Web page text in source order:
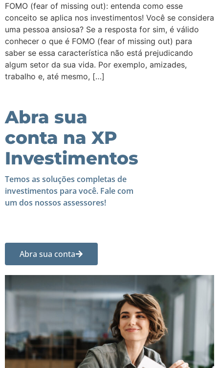
FOMO (fear of missing out): entenda como esse
conceito se aplica nos investimentos! Você se considera
uma pessoa ansiosa? Se a resposta for sim, é válido
conhecer o que é FOMO (fear of missing out) para
saber se essa característica não está prejudicando
algum setor da sua vida. Por exemplo, amizades,
trabalho e, até mesmo, […]
Abra sua
conta na XP
Investimentos
Temos as soluções completas de
investimentos para você. Fale com
um dos nossos assessores!
Abra sua conta